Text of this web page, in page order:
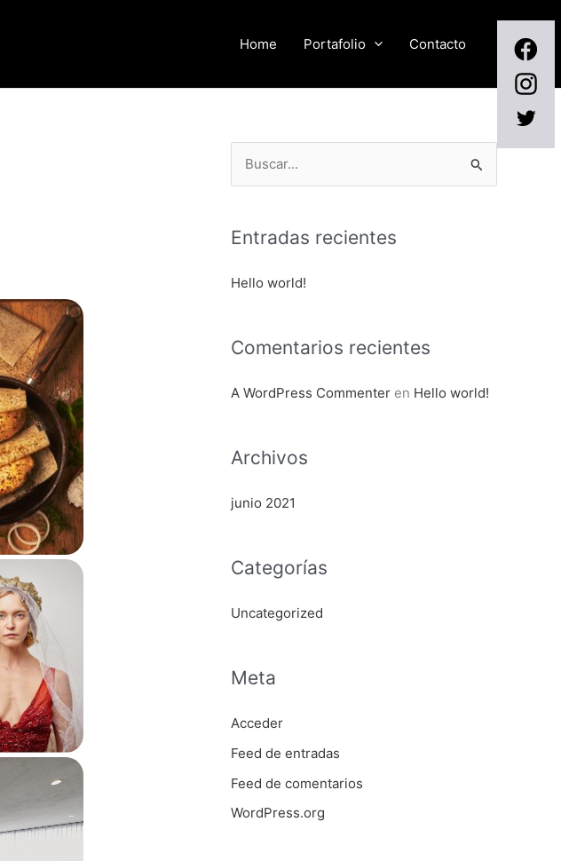
Home Portafolio Contacto
c
a
o
Entradas recientes
Hello world!
Comentarios recientes
A WordPress Commenter en Hello world!
Archivos
junio 2021
Categorías
Uncategorized
Meta
Acceder
Feed de entradas
Feed de comentarios
WordPress.org